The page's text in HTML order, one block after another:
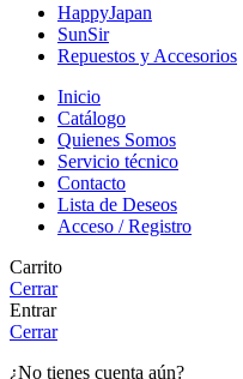
HappyJapan
SunSir
Repuestos y Accesorios
Inicio
Catálogo
Quienes Somos
Servicio técnico
Contacto
Lista de Deseos
Acceso / Registro
Carrito
Cerrar
Entrar
Cerrar
¿No tienes cuenta aún?